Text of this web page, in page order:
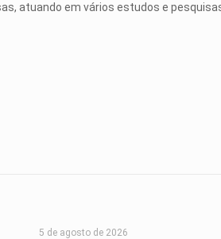
atuando em vários estudos e
5 de agosto de 2026